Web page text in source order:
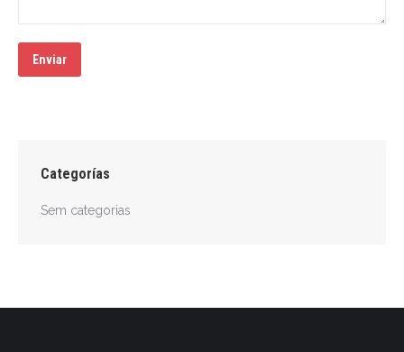
Categorías
Sem categorias